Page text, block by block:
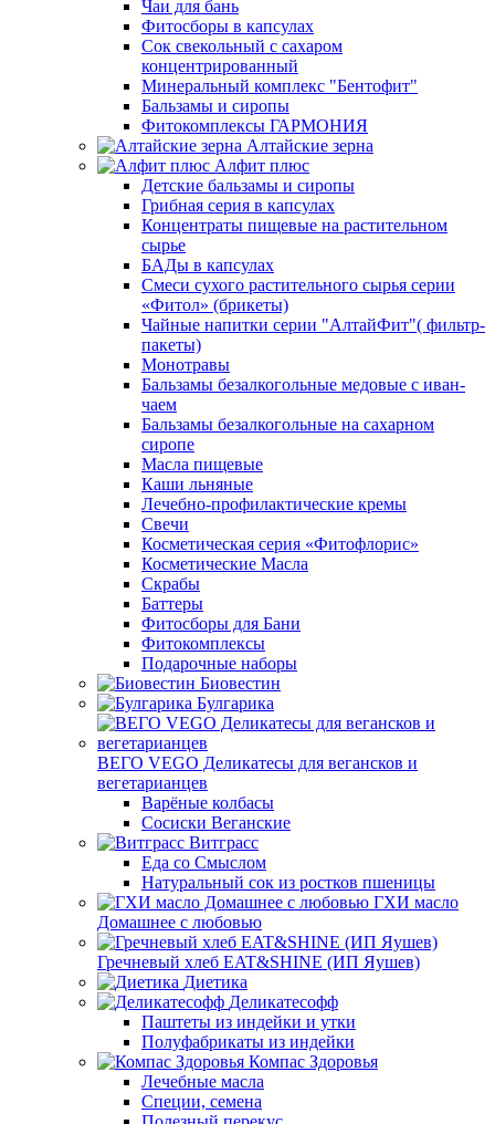
Чаи для бань
Фитосборы в капсулах
Сок свекольный с сахаром
концентрированный
Минеральный комплекс "Бентофит"
Бальзамы и сиропы
Фитокомплексы ГАРМОНИЯ
Алтайские зерна
Алфит плюс
Детские бальзамы и сиропы
Грибная серия в капсулах
Концентраты пищевые на растительном
сырье
БАДы в капсулах
Смеси сухого растительного сырья серии
«Фитол» (брикеты)
Чайные напитки серии "АлтайФит"( фильтр-
пакеты)
Монотравы
Бальзамы безалкогольные медовые с иван-
чаем
Бальзамы безалкогольные на сахарном
сиропе
Масла пищевые
Каши льняные
Лечебно-профилактические кремы
Свечи
Косметическая серия «Фитофлорис»
Косметические Масла
Скрабы
Баттеры
Фитосборы для Бани
Фитокомплексы
Подарочные наборы
Биовестин
Булгарика
ВЕГО VEGO Деликатесы для вегансков и
вегетарианцев
Варёные колбасы
Сосиски Веганские
Витграсс
Еда со Смыслом
Натуральный сок из ростков пшеницы
ГХИ масло
Домашнее с любовью
Гречневый хлеб EAT&SHINE (ИП Яушев)
Диетика
Деликатесофф
Паштеты из индейки и утки
Полуфабрикаты из индейки
Компас Здоровья
Лечебные масла
Специи, семена